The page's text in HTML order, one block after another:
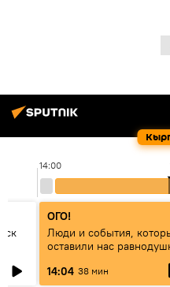
14:00
ОГО!
Люди и события,
оставили нас
14:04 38 мин